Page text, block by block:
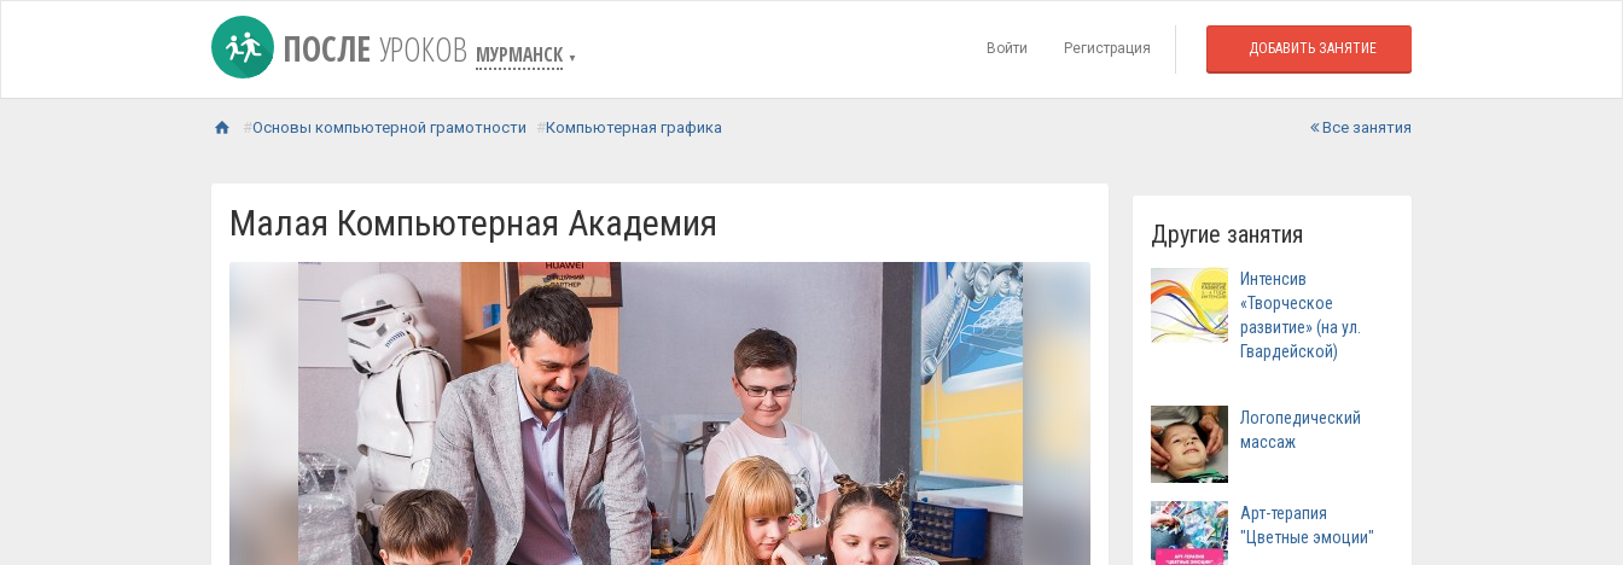
ПОСЛЕ УРОКОВ МУРМАНСК ▼
Войти Регистрация ДОБАВИТЬ ЗАНЯТИЕ
Основы компьютерной грамотности Компьютерная графика Все занятия
Малая Компьютерная Академия Другие занятия
Интенсив
«Творческое
развитие» (на ул.
Гвардейской)
Логопедический
массаж
Арт-терапия
"Цветные эмоции"